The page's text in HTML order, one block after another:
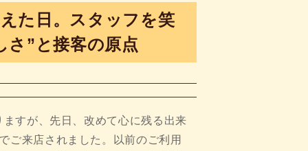
た日。スタッフを笑
さ”と接客の原点
すが、先日、改めて心に残る出来
ご来店されました。以前のご利用